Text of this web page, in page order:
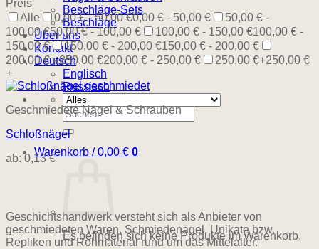
Beschläge-Sets
Beschläge
Über uns
Kontakt
Deutsch
Englisch
Russisch
Suchen
nach:
Warenkorb /0,00 € 0
Es befinden sich keine Produkte im Warenkorb.
Preis
Alle
0,00 € - 50,00 €0,00 € - 50,00 €
50,00 € -
100,00 €50,00 € - 100,00 € 100,00 € - 150,00 €100,00 € -
150,00 €
150,00 € - 200,00 €150,00 € - 200,00 €
200,00 € - 250,00 €200,00 € - 250,00 € 250,00 €+250,00 €
+
Geschmiedete Nägel & Schrauben
Schloßnägel
ab:0,13€
Geschichtshandwerk versteht sich als Anbieter von
geschmiedeten Waren, Schmiedenägel, Unikate bzw.
Repliken und Rohmaterial rund um das Mittelalter.